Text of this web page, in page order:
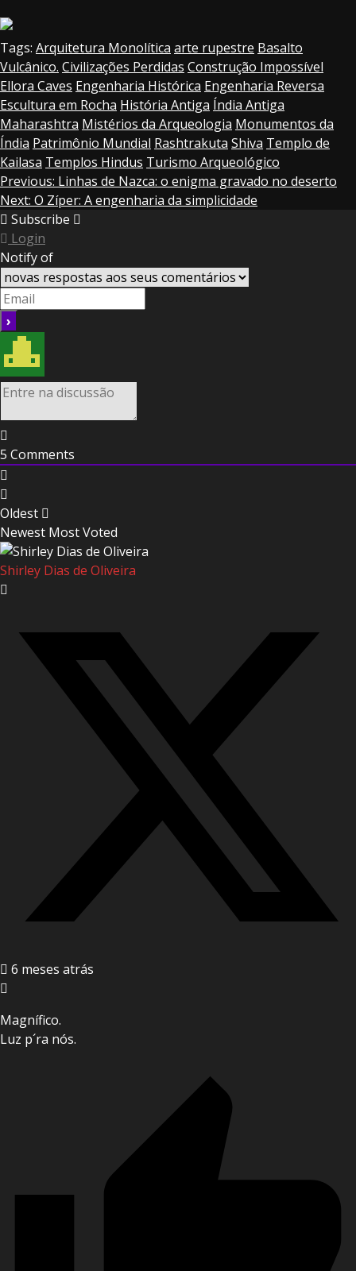
Tags: Arquitetura Monolítica arte rupestre Basalto
Vulcânico. Civilizações Perdidas Construção Impossível
Ellora Caves Engenharia Histórica Engenharia Reversa
Escultura em Rocha História Antiga Índia Antiga
Maharashtra Mistérios da Arqueologia Monumentos da
Índia Patrimônio Mundial Rashtrakuta Shiva Templo de
Kailasa Templos Hindus Turismo Arqueológico
Continue
Reading
Previous: Linhas de Nazca: o enigma gravado no deserto
Next: O Zíper: A engenharia da simplicidade
Subscribe
Login
Notify of
5 Comments
Oldest
Newest Most Voted
Shirley Dias de Oliveira
6 meses atrás
Magnífico.
Luz p´ra nós.